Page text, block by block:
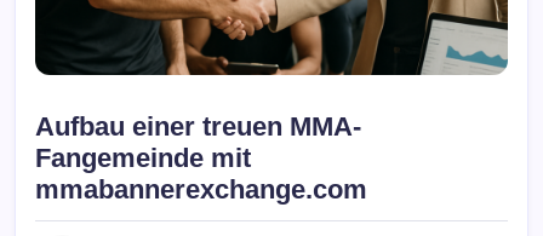
Aufbau einer treuen MMA-
Fangemeinde mit
mmabannerexchange.com